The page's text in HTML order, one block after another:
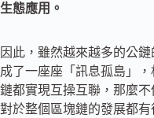
生態應用。
因此，雖然越來越多的公
成了一座座「訊息孤島」
鏈都實現互操互聯，那麼
對於整個區塊鏈的發展都有